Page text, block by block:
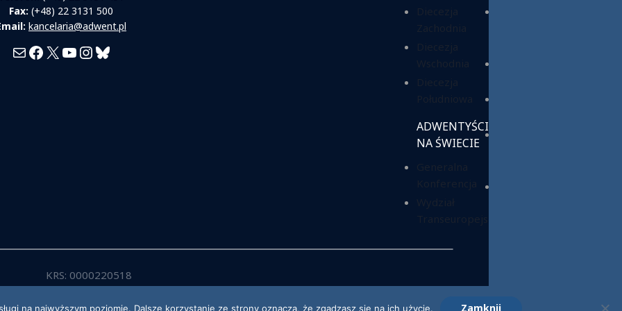
Fax: (+48) 22 3131 500
kancelaria@adwent.pl
MailFacebook
X YouTube
Instagram
Bluesky
ADWENTYŚCI
NA ŚWIECIE
KRS: 0000220518
na najwyższym poziomie. Dalsze korzystanie ze strony oznacza, że zgadzasz się na ich użycie. Zamknij